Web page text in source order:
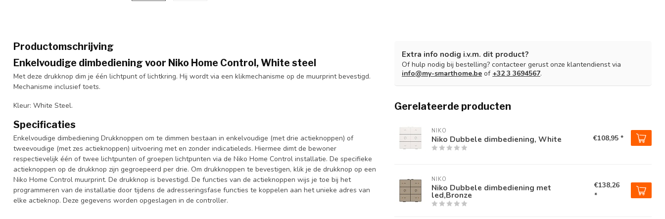
Productomschrijving
Enkelvoudige dimbediening voor Niko Home Control, White steel
Met deze drukknop dim je één lichtpunt of lichtkring. Hij wordt via een klikmechanisme op de muurprint bevestigd.
Mechanisme inclusief toets.
Kleur: White Steel.
Specificaties
Enkelvoudige dimbediening Drukknoppen om te dimmen bestaan in enkelvoudige (met drie actieknoppen) of
tweevoudige (met zes actieknoppen) uitvoering met en zonder indicatieleds. Hiermee dimt de bewoner
respectievelijk één of twee lichtpunten of groepen lichtpunten via de Niko Home Control installatie. De specifieke
actieknoppen op de drukknop zijn gegroepeerd per drie. Om drukknoppen te bevestigen, klik je de drukknop op een
Niko Home Control muurprint. De drukknop is bevestigd. De functies van de actieknoppen wijs je toe bij het
programmeren van de installatie door tijdens de adresseringsfase functies te koppelen aan het unieke adres van
elke actieknop. Deze gegevens worden opgeslagen in de controller.
Extra info nodig i.v.m. dit product?
Of hulp nodig bij bestelling? contacteer gerust onze klantendienst via
info@my-smarthome.be of +32 3 3694567.
Gerelateerde producten
NIKO
Niko Dubbele dimbediening, White €108,95 *
NIKO
Niko Dubbele dimbediening met
led,Bronze
€138,26
*